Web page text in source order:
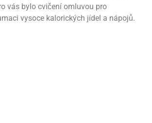
vás bylo cvičení omluvou pro
vysoce kalorických jídel a nápojů.